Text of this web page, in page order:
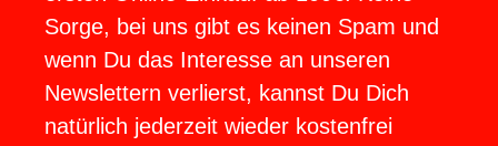
Sorge, bei uns gibt es keinen Spam und
wenn Du das Interesse an unseren
Newslettern verlierst, kannst Du Dich
natürlich jederzeit wieder kostenfrei